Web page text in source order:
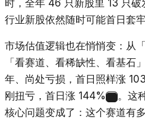
时，全年 46 只新股里 13 只
行业新股依然随时可能首日套牢
市场估值逻辑也在悄悄变：从
「看赛道、看稀缺性、看基石
年、尚处亏损，首日照样涨
刚扭亏，首日涨 144%
。这
核心问题变成了：这个赛道有